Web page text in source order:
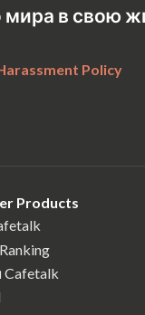
мира в свою
Policy
Products
Cafetalk